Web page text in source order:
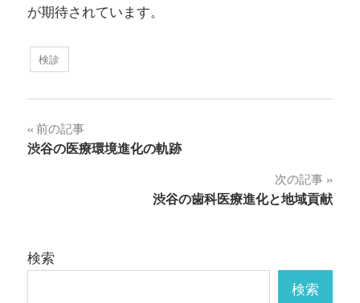
が期待されています。
検診
投
稿
ゲ
前の記事
渋谷の医療環境進化の軌跡
次の記事
渋谷の歯科医療進化と地域貢献
検索
検索